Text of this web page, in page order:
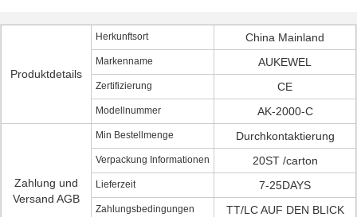
Produktdetails
Herkunftsort China Mainland
Markenname AUKEWEL
Zertifizierung CE
Modellnummer AK-2000-C
Zahlung und
Versand AGB
Min Bestellmenge Durchkontaktierung
Verpackung Informationen 20ST /carton
Lieferzeit 7-25DAYS
Zahlungsbedingungen TT/LC AUF DEN BLICK